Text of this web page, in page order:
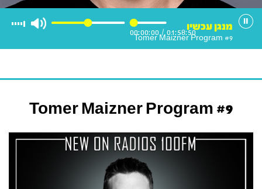
01:58:50
/
00:00:00
מנגן עכשיו
Tomer Maizner Program #9
Tomer Maizner Program #9